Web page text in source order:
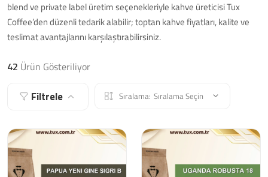
blend ve private label üretim seçenekleriyle kahve üreticisi Tux
Coffee’den düzenli tedarik alabilir; toptan kahve fiyatları, kalite ve
teslimat avantajlarını karşılaştırabilirsiniz.
42 Ürün Gösteriliyor
Filtrele Sıralama: Sıralama Seçin